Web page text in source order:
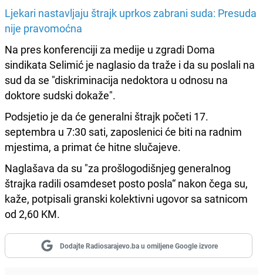
Ljekari nastavljaju štrajk uprkos zabrani suda: Presuda
nije pravomoćna
Na pres konferenciji za medije u zgradi Doma
sindikata Selimić je naglasio da traže i da su poslali na
sud da se "diskriminacija nedoktora u odnosu na
doktore sudski dokaže".
Podsjetio je da će generalni štrajk početi 17.
septembra u 7:30 sati, zaposlenici će biti na radnim
mjestima, a primat će hitne slučajeve.
Naglašava da su "za prošlogodišnjeg generalnog
štrajka radili osamdeset posto posla“ nakon čega su,
kaže, potpisali granski kolektivni ugovor sa satnicom
od 2,60 KM.
Dodajte Radiosarajevo.ba u omiljene Google izvore